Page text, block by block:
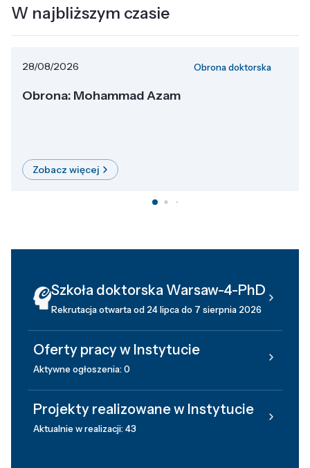
W najbliższym czasie
28/08/2026 Obrona doktorska
Obrona: Mohammad Azam
Zobacz więcej
Szkoła doktorska Warsaw-4-PhD
Rekrutacja otwarta od 24 lipca do 7 sierpnia 2026
Oferty pracy w Instytucie
Aktywne ogłoszenia: 0
Projekty realizowane w Instytucie
Aktualnie w realizacji: 43